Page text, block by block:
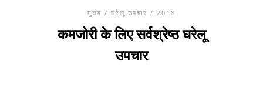
मुख्य / घरेलू उपचार / 2018
कमजोरी के लिए सर्वश्रेष्ठ घरेलू
उपचार